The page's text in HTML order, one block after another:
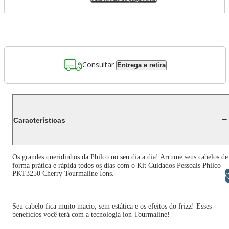
Consultar Entrega e retira
Características
Os grandes queridinhos da Philco no seu dia a dia! Arrume seus cabelos de
forma prática e rápida todos os dias com o Kit Cuidados Pessoais Philco
PKT3250 Cherry Tourmaline Íons.
Seu cabelo fica muito macio, sem estática e os efeitos do frizz! Esses
benefícios você terá com a tecnologia íon Tourmaline!